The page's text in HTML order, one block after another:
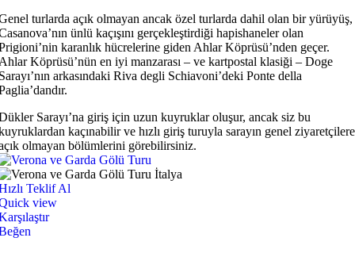
turlarda açık olmayan ancak özel turlarda dahil olan bir yürüyüş,
ünlü kaçışını gerçekleştirdiği hapishaneler olan
karanlık hücrelerine giden Ahlar Köprüsü’nden geçer.
Köprüsü’nün en iyi manzarası – ve kartpostal klasiği – Doge
arkasındaki Riva degli Schiavoni’deki Ponte della
Sarayı’na giriş için uzun kuyruklar oluşur, ancak siz bu
kaçınabilir ve hızlı giriş turuyla sarayın genel ziyaretçilere
olmayan bölümlerini görebilirsiniz.
Teklif Al
view